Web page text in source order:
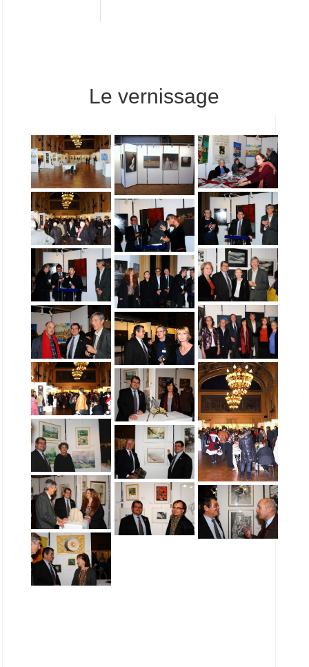
Le vernissage